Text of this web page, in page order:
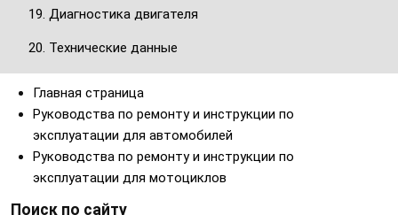
19. Диагностика двигателя
20. Технические данные
Главная страница
Руководства по ремонту и инструкции по
эксплуатации для автомобилей
Руководства по ремонту и инструкции по
эксплуатации для мотоциклов
Поиск по сайту